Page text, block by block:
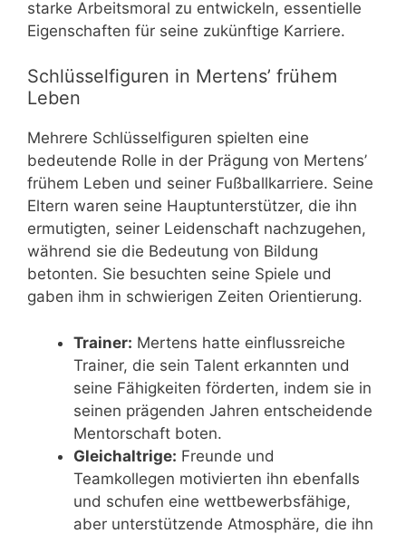
starke Arbeitsmoral zu entwickeln, essentielle
Eigenschaften für seine zukünftige Karriere.
Schlüsselfiguren in Mertens’ frühem
Leben
Mehrere Schlüsselfiguren spielten eine
bedeutende Rolle in der Prägung von Mertens’
frühem Leben und seiner Fußballkarriere. Seine
Eltern waren seine Hauptunterstützer, die ihn
ermutigten, seiner Leidenschaft nachzugehen,
während sie die Bedeutung von Bildung
betonten. Sie besuchten seine Spiele und
gaben ihm in schwierigen Zeiten Orientierung.
Trainer: Mertens hatte einflussreiche
Trainer, die sein Talent erkannten und
seine Fähigkeiten förderten, indem sie in
seinen prägenden Jahren entscheidende
Mentorschaft boten.
Gleichaltrige: Freunde und
Teamkollegen motivierten ihn ebenfalls
und schufen eine wettbewerbsfähige,
aber unterstützende Atmosphäre, die ihn